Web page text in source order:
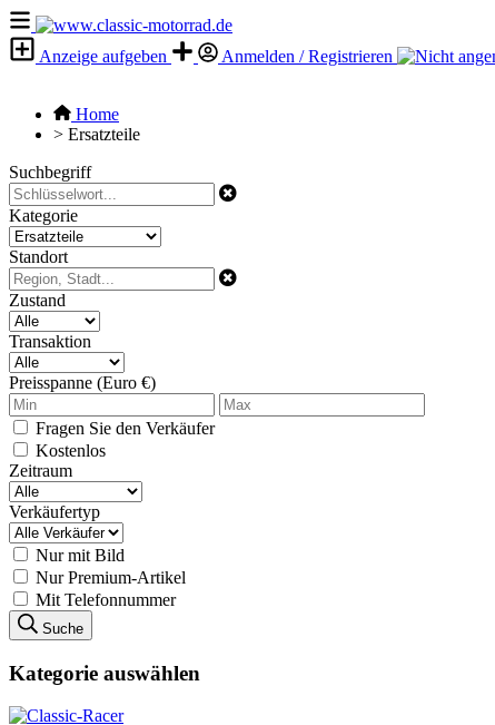
Anzeige aufgeben Anmelden / Registrieren
Home
> Ersatzteile
Suchbegriff
Kategorie
Standort
Zustand
Transaktion
Preisspanne (Euro €)
Fragen Sie den Verkäufer
Kostenlos
Zeitraum
Verkäufertyp
Nur mit Bild
Nur Premium-Artikel
Mit Telefonnummer
Suche
Kategorie auswählen